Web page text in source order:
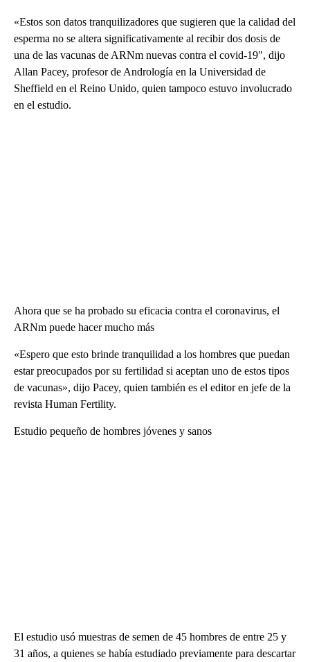
«Estos son datos tranquilizadores que sugieren que la calidad del
esperma no se altera significativamente al recibir dos dosis de
una de las vacunas de ARNm nuevas contra el covid-19″, dijo
Allan Pacey, profesor de Andrología en la Universidad de
Sheffield en el Reino Unido, quien tampoco estuvo involucrado
en el estudio.
Ahora que se ha probado su eficacia contra el coronavirus, el
ARNm puede hacer mucho más
«Espero que esto brinde tranquilidad a los hombres que puedan
estar preocupados por su fertilidad si aceptan uno de estos tipos
de vacunas», dijo Pacey, quien también es el editor en jefe de la
revista Human Fertility.
Estudio pequeño de hombres jóvenes y sanos
El estudio usó muestras de semen de 45 hombres de entre 25 y
31 años, a quienes se había estudiado previamente para descartar